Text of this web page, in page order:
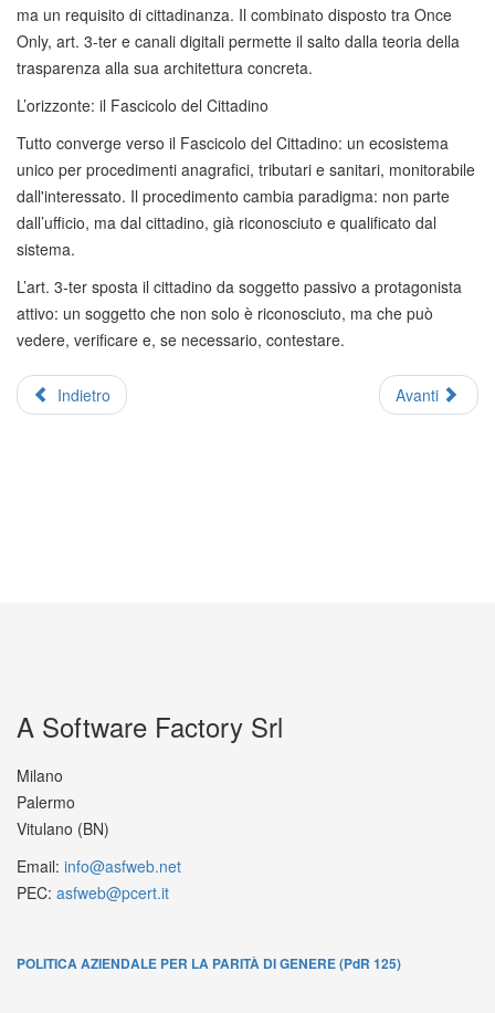
ma un requisito di cittadinanza. Il combinato disposto tra Once
Only, art. 3-ter e canali digitali permette il salto dalla teoria della
trasparenza alla sua architettura concreta.
L’orizzonte: il Fascicolo del Cittadino
Tutto converge verso il Fascicolo del Cittadino: un ecosistema
unico per procedimenti anagrafici, tributari e sanitari, monitorabile
dall'interessato. Il procedimento cambia paradigma: non parte
dall’ufficio, ma dal cittadino, già riconosciuto e qualificato dal
sistema.
L’art. 3-ter sposta il cittadino da soggetto passivo a protagonista
attivo: un soggetto che non solo è riconosciuto, ma che può
vedere, verificare e, se necessario, contestare.
Indietro Avanti
A Software Factory Srl
Milano
Palermo
Vitulano (BN)
Email: info@asfweb.net
PEC: asfweb@pcert.it
POLITICA AZIENDALE PER LA PARITÀ DI GENERE (PdR 125)